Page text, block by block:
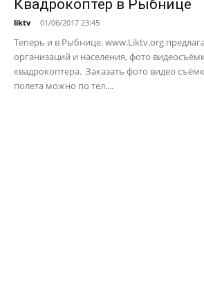
Квадрокоптер в Рыбнице
liktv - 01/06/2017 23:45
Теперь и в Рыбнице. www.Liktv.org
организаций и населения, фото
квадрокоптера. Заказать фото видео
полета можно по тел....